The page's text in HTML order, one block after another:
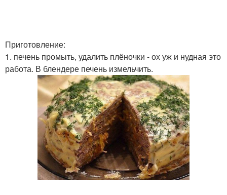
Приготовление:
1. печень промыть, удалить плёночки - ох уж и нудная это
работа. В блендере печень измельчить.